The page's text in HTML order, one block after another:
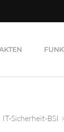
IT-Sicherheit-BSI